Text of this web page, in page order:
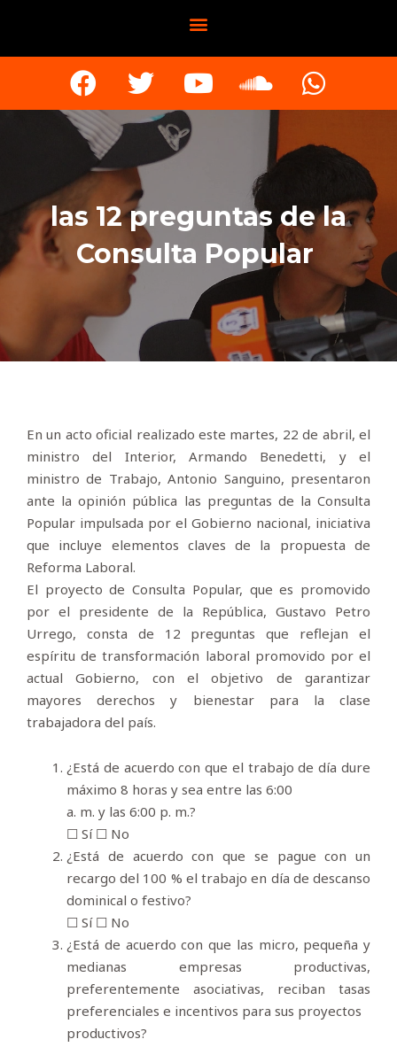
las 12 preguntas de la
Consulta Popular
En un acto oficial realizado este martes, 22 de abril, el
ministro del Interior, Armando Benedetti, y el
ministro de Trabajo, Antonio Sanguino, presentaron
ante la opinión pública las preguntas de la Consulta
Popular impulsada por el Gobierno nacional, iniciativa
que incluye elementos claves de la propuesta de
Reforma Laboral.
El proyecto de Consulta Popular, que es promovido
por el presidente de la República, Gustavo Petro
Urrego, consta de 12 preguntas que reflejan el
espíritu de transformación laboral promovido por el
actual Gobierno, con el objetivo de garantizar
mayores derechos y bienestar para la clase
trabajadora del país.
¿Está de acuerdo con que el trabajo de día dure
máximo 8 horas y sea entre las 6:00
a. m. y las 6:00 p. m.?
☐ Sí ☐ No
¿Está de acuerdo con que se pague con un
recargo del 100 % el trabajo en día de descanso
dominical o festivo?
☐ Sí ☐ No
¿Está de acuerdo con que las micro, pequeña y
medianas empresas productivas,
preferentemente asociativas, reciban tasas
preferenciales e incentivos para sus proyectos
productivos?